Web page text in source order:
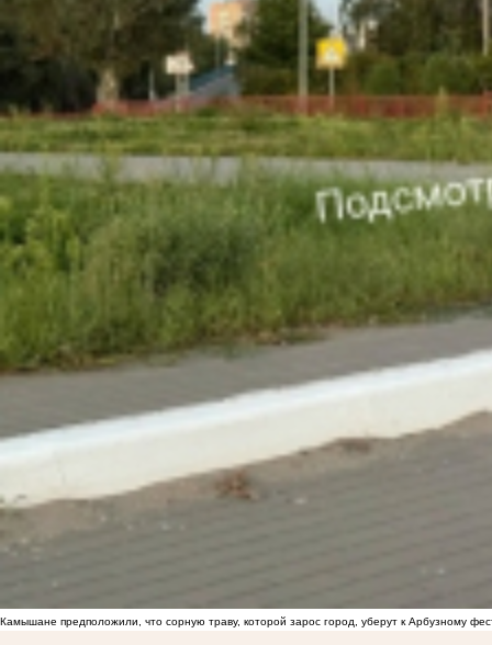
Камышане предположили, что сорную траву, которой зарос город, уберут к Арбузному